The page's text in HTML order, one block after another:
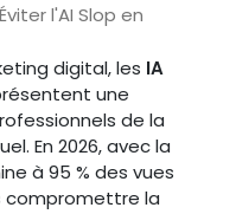
l'AI Slop en
digital, les IA
une
de la
En 2026, avec la
à 95 % des vues
compromettre la